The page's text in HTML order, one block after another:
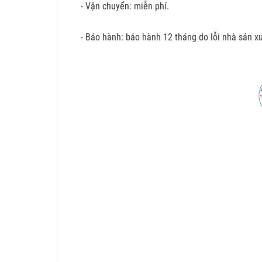
- Vận chuyển: miễn phí.
- Bảo hành: bảo hành 12 tháng do lỗi nhà sản